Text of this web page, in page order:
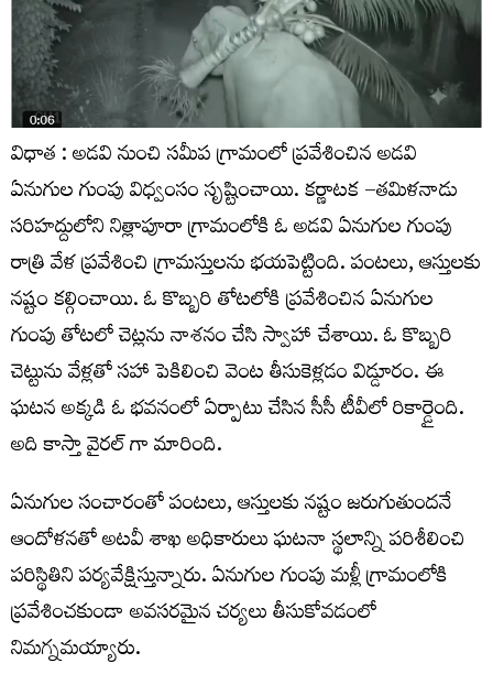
విధాత : అడవి నుంచి సమీప గ్రామంలో ప్రవేశించిన అడవి
ఏనుగుల గుంపు విధ్వంసం సృష్టించాయి. కర్ణాటక –తమిళనాడు
సరిహద్దులోని నిత్లాపూరా గ్రామంలోకి ఓ అడవి ఏనుగుల గుంపు
రాత్రి వేళ ప్రవేశించి గ్రామస్తులను భయపెట్టింది. పంటలు, ఆస్తులకు
నష్టం కల్గించాయి. ఓ కొబ్బరి తోటలోకి ప్రవేశించిన ఏనుగుల
గుంపు తోటలో చెట్లను నాశనం చేసి స్వాహా చేశాయి. ఓ కొబ్బరి
చెట్టును వేళ్లతో సహా పెకిలించి వెంట తీసుకెళ్లడం విడ్డూరం. ఈ
ఘటన అక్కడి ఓ భవనంలో ఏర్పాటు చేసిన సీసీ టీవీలో రికార్డైంది.
అది కాస్తా వైరల్ గా మారింది.
ఏనుగుల సంచారంతో పంటలు, ఆస్తులకు నష్టం జరుగుతుందనే
ఆందోళనతో అటవీ శాఖ అధికారులు ఘటనా స్థలాన్ని పరిశీలించి
పరిస్థితిని పర్యవేక్షిస్తున్నారు. ఏనుగుల గుంపు మళ్లీ గ్రామంలోకి
ప్రవేశించకుండా అవసరమైన చర్యలు తీసుకోవడంలో
నిమగ్నమయ్యారు.